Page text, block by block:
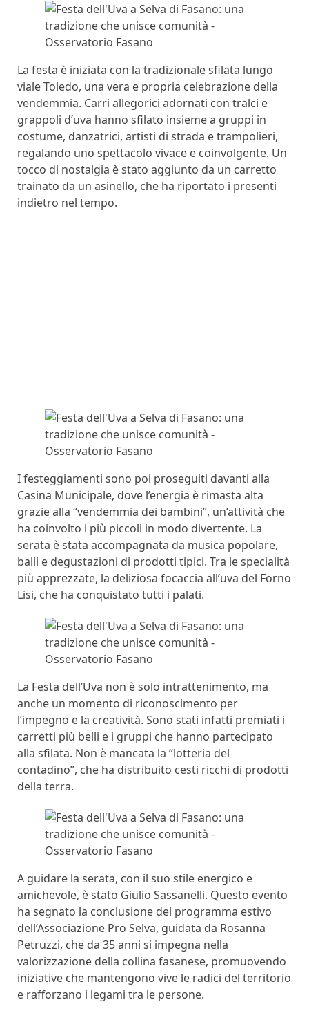
La festa è iniziata con la tradizionale sfilata lungo
viale Toledo, una vera e propria celebrazione della
vendemmia. Carri allegorici adornati con tralci e
grappoli d’uva hanno sfilato insieme a gruppi in
costume, danzatrici, artisti di strada e trampolieri,
regalando uno spettacolo vivace e coinvolgente. Un
tocco di nostalgia è stato aggiunto da un carretto
trainato da un asinello, che ha riportato i presenti
indietro nel tempo.
I festeggiamenti sono poi proseguiti davanti alla
Casina Municipale, dove l’energia è rimasta alta
grazie alla “vendemmia dei bambini”, un’attività che
ha coinvolto i più piccoli in modo divertente. La
serata è stata accompagnata da musica popolare,
balli e degustazioni di prodotti tipici. Tra le specialità
più apprezzate, la deliziosa focaccia all’uva del Forno
Lisi, che ha conquistato tutti i palati.
La Festa dell’Uva non è solo intrattenimento, ma
anche un momento di riconoscimento per
l’impegno e la creatività. Sono stati infatti premiati i
carretti più belli e i gruppi che hanno partecipato
alla sfilata. Non è mancata la “lotteria del
contadino”, che ha distribuito cesti ricchi di prodotti
della terra.
A guidare la serata, con il suo stile energico e
amichevole, è stato Giulio Sassanelli. Questo evento
ha segnato la conclusione del programma estivo
dell’Associazione Pro Selva, guidata da Rosanna
Petruzzi, che da 35 anni si impegna nella
valorizzazione della collina fasanese, promuovendo
iniziative che mantengono vive le radici del territorio
e rafforzano i legami tra le persone.